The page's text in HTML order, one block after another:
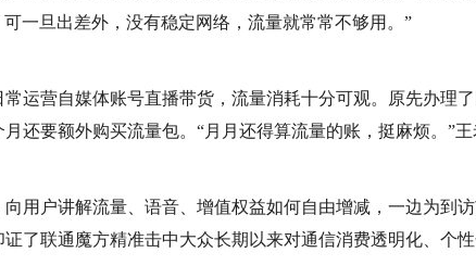
一旦出差外，没有稳定网络，流量就常常不够用。”
运营自媒体账号直播带货，流量消耗十分可观。原先办理
还要额外购买流量包。“月月还得算流量的账，挺麻烦。”王
用户讲解流量、语音、增值权益如何自由增减，一边为到
了联通魔方精准击中大众长期以来对通信消费透明化、个性